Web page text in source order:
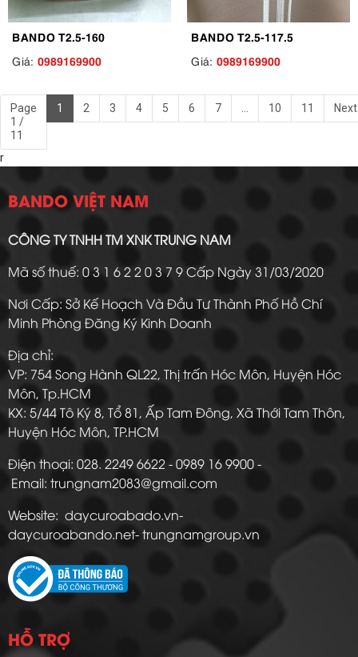
BANDO T2.5-160
Giá: 0989169900
BANDO T2.5-117.5
Giá: 0989169900
Page
1 /
11
1 2 3 4 5 6 7 ... 10 11 Next
r
BANDO VIỆT NAM
CÔNG TY TNHH TM XNK TRUNG NAM
Mã số thuế: 0 3 1 6 2 2 0 3 7 9 Cấp Ngày 31/03/2020
Nơi Cấp: Sở Kế Hoạch Và Đầu Tư Thành Phố Hồ Chí
Minh Phòng Đăng Ký Kinh Doanh
Địa chỉ:
VP: 754 Song Hành QL22, Thị trấn Hóc Môn, Huyện Hóc
Môn, Tp.HCM
KX: 5/44 Tô Ký 8, Tổ 81, Ấp Tam Đông, Xã Thới Tam Thôn,
Huyện Hóc Môn, TP.HCM
Điện thoại: 028. 2249 6622 - 0989 16 9900 -
Email: trungnam2083@gmail.com
Website: daycuroabado.vn-
daycuroabando.net- trungnamgroup.vn
HỖ TRỢ